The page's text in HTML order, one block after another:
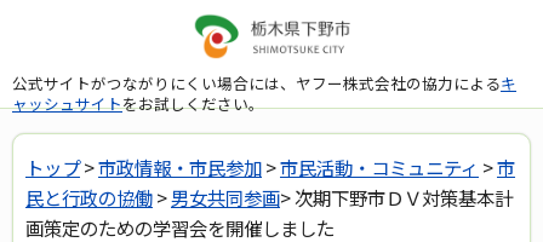
公式サイトがつながりにくい場合には、ヤフー株式会社の協力によるキ
ャッシュサイトをお試しください。
トップ>市政情報・市民参加>市民活動・コミュニティ >市
民と行政の協働>男女共同参画> 次期下野市ＤＶ対策基本計
画策定のための学習会を開催しました